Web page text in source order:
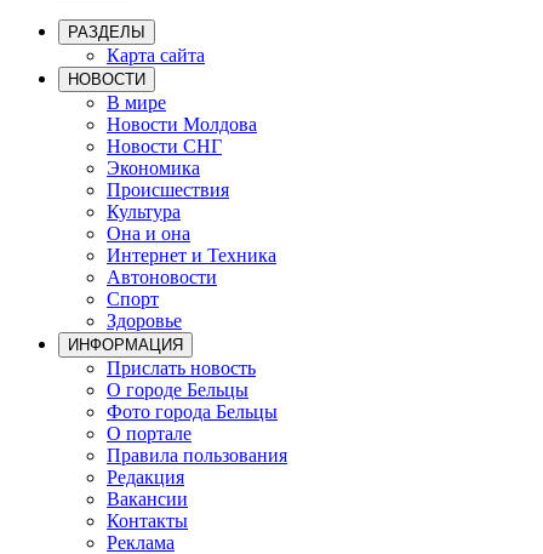
РАЗДЕЛЫ
Карта сайта
НОВОСТИ
В мире
Новости Молдова
Новости СНГ
Экономика
Происшествия
Культура
Она и она
Интернет и Техника
Автоновости
Спорт
Здоровье
ИНФОРМАЦИЯ
Прислать новость
О городе Бельцы
Фото города Бельцы
О портале
Правила пользования
Редакция
Вакансии
Контакты
Реклама